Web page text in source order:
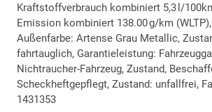
Kraftstoffverbrauch kombiniert 5,3 l/
Emission kombiniert 138.00 g/km (WLTP),
Außenfarbe: Artense Grau Metallic,
fahrtauglich, Garantieleistung:
Nichtraucher-Fahrzeug, Zustand,
Scheckheftgepflegt, Zustand: unfallfrei,
1431353